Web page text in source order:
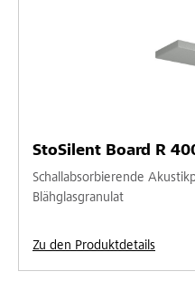
StoSilent Board R
Schallabsorbierende
Blähglasgranulat
Zu den Produktdetails